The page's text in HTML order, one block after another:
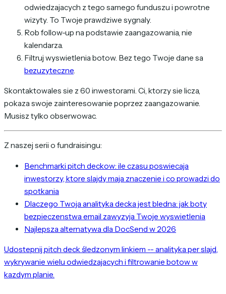
odwiedzajacych z tego samego funduszu i powrotne
wizyty. To Twoje prawdziwe sygnaly.
Rob follow-up na podstawie zaangazowania, nie
kalendarza.
Filtruj wyswietlenia botow. Bez tego Twoje dane sa
bezuzyteczne
Skontaktowales sie z 60 inwestorami. Ci, ktorzy sie licza,
pokaza swoje zainteresowanie poprzez zaangazowanie.
Musisz tylko obserwowac.
Z naszej serii o fundraisingu:
Benchmarki pitch deckow: ile czasu poswiecaja
inwestorzy, ktore slajdy maja znaczenie i co prowadzi do
spotkania
Dlaczego Twoja analityka decka jest bledna: jak boty
bezpieczenstwa email zawyzyja Twoje wyswietlenia
Najlepsza alternatywa dla DocSend w 2026
Udostepnij pitch deck śledzonym linkiem -- analityka per slajd,
wykrywanie wielu odwiedzajacych i filtrowanie botow w
kazdym planie.